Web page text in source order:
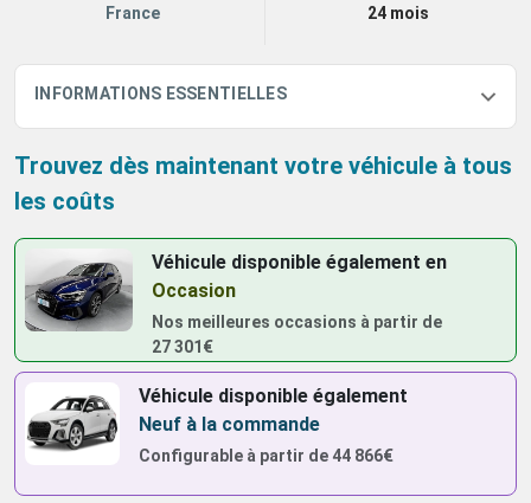
France
24 mois
INFORMATIONS ESSENTIELLES
Trouvez dès maintenant votre véhicule à tous
les coûts
Véhicule disponible égalementen
Occasion
Nos meilleures occasions à partir de
27 301€
Véhicule disponible également
Neuf à la commande
Configurable à partir de44 866€